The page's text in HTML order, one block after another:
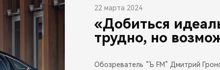
22 марта 2024
«Добиться
трудно, но
Обозреватель “Ъ FM” Дмитрий